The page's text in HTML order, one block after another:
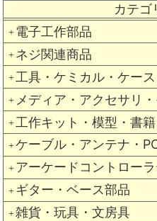
カテゴ
＋ 電子工作部品
＋ ネジ関連商品
＋ 工具・ケミカル・ケース
＋ メディア・アクセサリ
＋ 工作キット・模型・書
＋ ケーブル・アンテナ・
＋ アーケードコントロー
＋ ギター・ベース部品
＋ 雑貨・玩具・文房具